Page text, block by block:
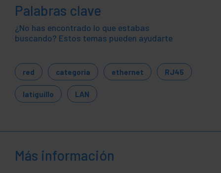
Palabras clave
¿No has encontrado lo que estabas
buscando? Estos temas pueden ayudarte
red categoría ethernet RJ45
latiguillo LAN
Más información